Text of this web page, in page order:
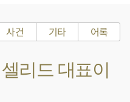
사건 기타 어록
리드 대표이